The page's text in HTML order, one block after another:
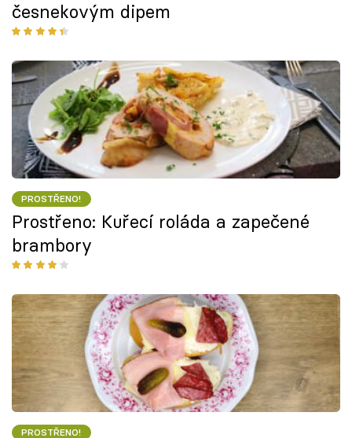
česnekovým dipem
PROSTŘENO!
Prostřeno: Kuřecí roláda a zapečené
brambory
PROSTŘENO!